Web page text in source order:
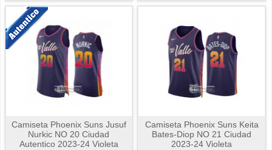
Camiseta Phoenix Suns Jusuf
Nurkic NO 20 Ciudad
Autentico 2023-24 Violeta
Camiseta Phoenix Suns Keita
Bates-Diop NO 21 Ciudad
2023-24 Violeta